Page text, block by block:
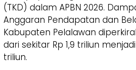
(TKD) dalam APBN 2026.
Anggaran Pendapatan dan
Kabupaten Pelalawan
dari sekitar Rp 1,9 triliun
triliun.